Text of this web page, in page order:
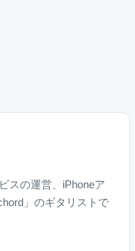
スの運営、iPhoneア
」のギタリストで